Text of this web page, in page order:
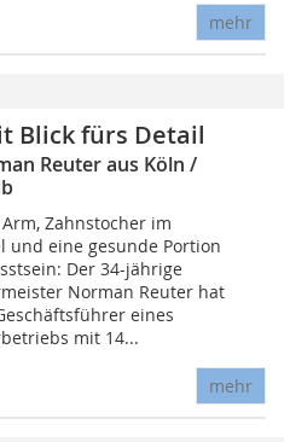
mehr
Blick fürs Detail
Reuter aus Köln /
Zahnstocher im
und eine gesunde Portion
Der 34-jährige
Norman Reuter hat
eines
mit 14...
mehr